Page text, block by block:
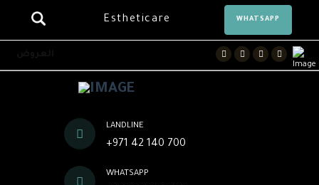
Estheticare WHATSAPP
FacebookTwitterInstagram
Youtube
LANDLINE
+971 42 140 700
WHATSAPP